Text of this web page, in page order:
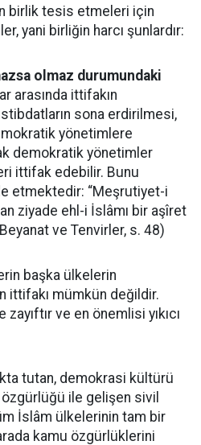
birlik tesis etmeleri için
yani birliğin harcı şunlardır:
olmaz durumundaki
arasında ittifakın
sona erdirilmesi,
yönetimlere
demokratik yönetimler
ittifak edebilir. Bunu
etmektedir: “Meşrutiyet-i
ziyade ehl-i İslâmı bir aşîret
ve Tenvirler, s. 48)
başka ülkelerin
ittifakı mümkün değildir.
ve en önemlisi yıkıcı
tutan, demokrasi kültürü
ile gelişen sivil
İslâm ülkelerinin tam bir
kamu özgürlüklerini